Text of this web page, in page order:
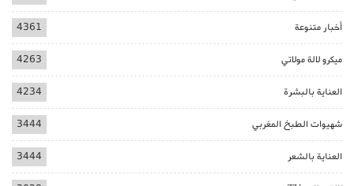
أخبار متنوعة 4361
ميكرو لالة مولاتي 4263
العناية بالبشرة 4234
شهيوات الطبخ المغربي 3444
العناية بالشعر 3444